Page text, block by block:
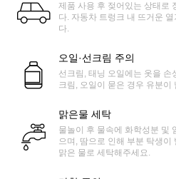
제품 사용 후 젖어있는 상태로
다. 자동차 트렁크 내 뜨거운
다.
오일·선크림 주의
선크림, 태닝 오일에는 옷을 손
크림, 오일이 묻은 경우 유분이
맑은물 세탁
물놀이 후 물속에 화학성분 및
으며, 땀으로 인해 부분 탁생이
맑은 물로 세탁해주세요.